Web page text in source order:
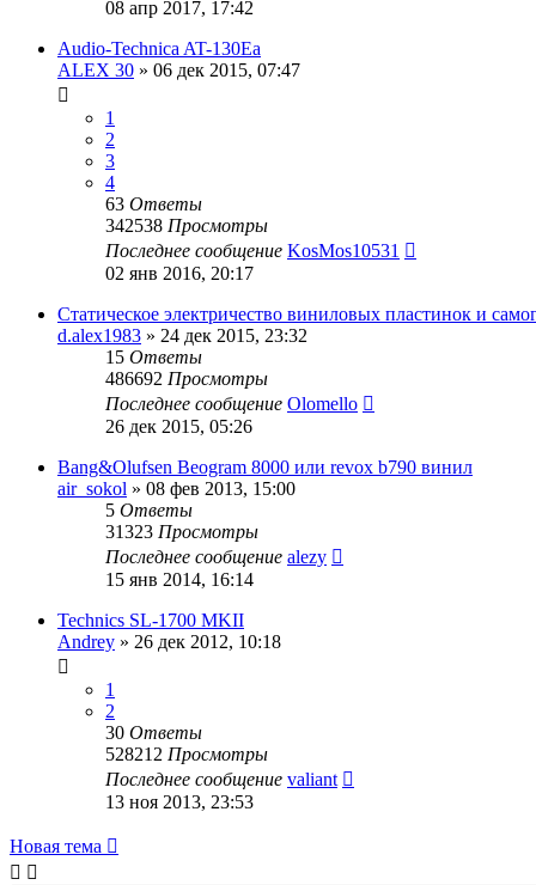
08 апр 2017, 17:42
Audio-Technica AT-130Ea
ALEX 30 » 06 дек 2015, 07:47
1
2
3
4
63 Ответы
342538 Просмотры
Последнее сообщение KosMos10531
02 янв 2016, 20:17
Статическое электричество виниловых пластинок и
d.alex1983 » 24 дек 2015, 23:32
15 Ответы
486692 Просмотры
Последнее сообщение Olomello
26 дек 2015, 05:26
Bang&Olufsen Beogram 8000 или revox b790 винил
air_sokol » 08 фев 2013, 15:00
5 Ответы
31323 Просмотры
Последнее сообщение alezy
15 янв 2014, 16:14
Technics SL-1700 MKII
Andrey » 26 дек 2012, 10:18
1
2
30 Ответы
528212 Просмотры
Последнее сообщение valiant
13 ноя 2013, 23:53
Новая тема